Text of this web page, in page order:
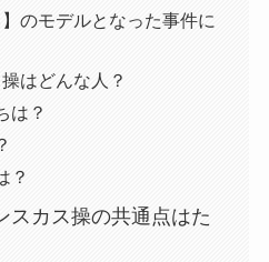
】のモデルとなった事件に
はどんな人？
は？
？
スカス操の共通点はた